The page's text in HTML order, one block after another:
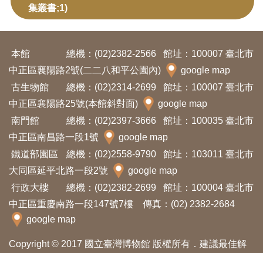
資
訊
隱
私
權
與
資
訊
安
全
宣
告
集叢書;1)
本館 總機：(02)2382-2566
館址：100007 臺北市
中正區襄陽路2號(二二八和平公園內)
google map
古生物館
總機：(02)2314-2699
館址：100007 臺北市
中正區襄陽路25號(本館斜對面)
google map
南門館
總機：(02)2397-3666
館址：100035 臺北市
中正區南昌路一段1號
google map
鐵道部園區
總機：(02)2558-9790
館址：103011 臺北市
大同區延平北路一段2號
google map
行政大樓
總機：(02)2382-2699
館址：100004 臺北市
中正區重慶南路一段147號7樓 傳真：(02) 2382-2684
google map
Copyright © 2017 國立臺灣博物館 版權所有．建議最佳解